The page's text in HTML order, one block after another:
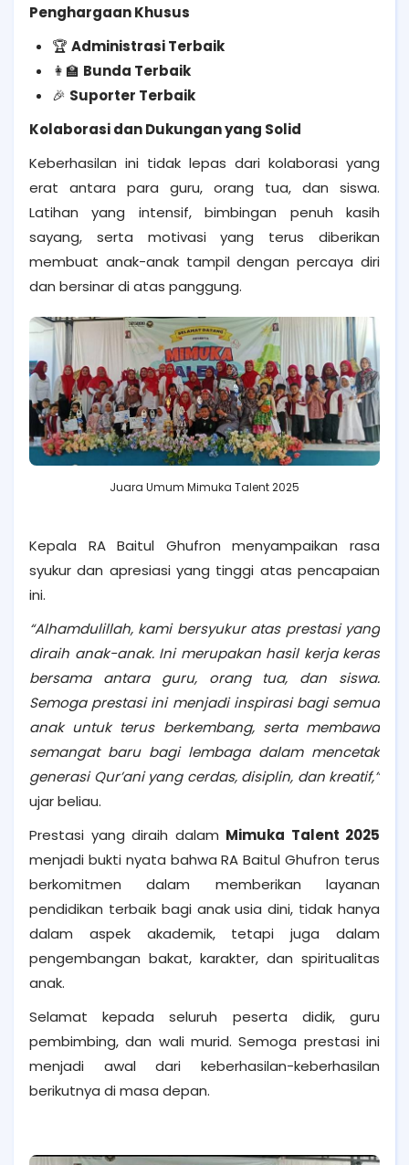
Penghargaan Khusus
🏆 Administrasi Terbaik
👩‍🏫 Bunda Terbaik
🎉 Suporter Terbaik
Kolaborasi dan Dukungan yang Solid
Keberhasilan ini tidak lepas dari kolaborasi yang
erat antara para guru, orang tua, dan siswa.
Latihan yang intensif, bimbingan penuh kasih
sayang, serta motivasi yang terus diberikan
membuat anak-anak tampil dengan percaya diri
dan bersinar di atas panggung.
Juara Umum Mimuka Talent 2025
Kepala RA Baitul Ghufron menyampaikan rasa
syukur dan apresiasi yang tinggi atas pencapaian
ini.
“Alhamdulillah, kami bersyukur atas prestasi yang
diraih anak-anak. Ini merupakan hasil kerja keras
bersama antara guru, orang tua, dan siswa.
Semoga prestasi ini menjadi inspirasi bagi semua
anak untuk terus berkembang, serta membawa
semangat baru bagi lembaga dalam mencetak
generasi Qur’ani yang cerdas, disiplin, dan kreatif,”
ujar beliau.
Prestasi yang diraih dalam Mimuka Talent 2025
menjadi bukti nyata bahwa RA Baitul Ghufron terus
berkomitmen dalam memberikan layanan
pendidikan terbaik bagi anak usia dini, tidak hanya
dalam aspek akademik, tetapi juga dalam
pengembangan bakat, karakter, dan spiritualitas
anak.
Selamat kepada seluruh peserta didik, guru
pembimbing, dan wali murid. Semoga prestasi ini
menjadi awal dari keberhasilan-keberhasilan
berikutnya di masa depan.